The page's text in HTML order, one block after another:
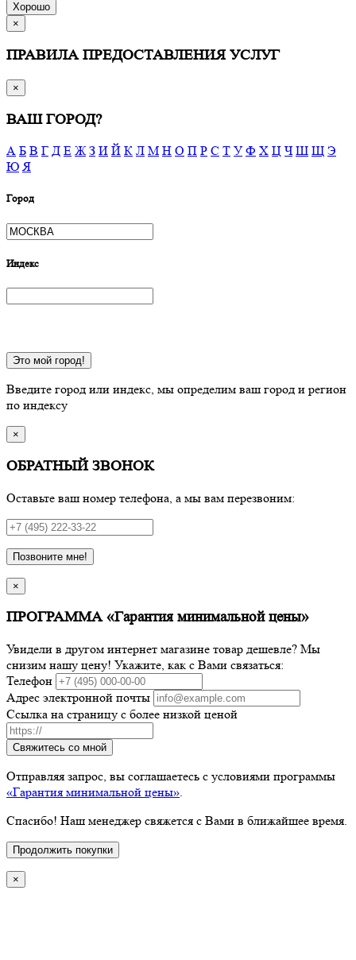
Хорошо
×
ПРАВИЛА ПРЕДОСТАВЛЕНИЯ УСЛУГ
×
ВАШ ГОРОД?
А Б В Г Д Е Ж З И Й К Л М Н О П Р С Т У Ф Х Ц Ч Ш Щ Э
Ю Я
Город
Индекс
Это мой город!
Введите город или индекс, мы определим ваш город и регион
по индексу
×
ОБРАТНЫЙ ЗВОНОК
Оставьте ваш номер телефона, а мы вам перезвоним:
Позвоните мне!
×
ПРОГРАММА «Гарантия минимальной цены»
Увидели в другом интернет магазине товар дешевле? Мы
снизим нашу цену! Укажите, как с Вами связаться:
Телефон
Адрес электронной почты
Ссылка на страницу с более низкой ценой
Свяжитесь со мной
Отправляя запрос, вы соглашаетесь с условиями программы
«Гарантия минимальной цены».
Спасибо! Наш менеджер свяжется с Вами в ближайшее время.
Продолжить покупки
×